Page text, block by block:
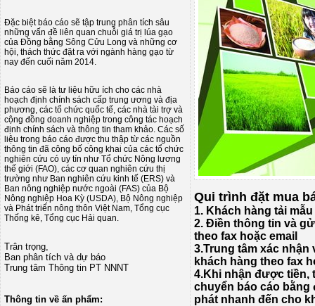
Đặc biệt báo cáo sẽ tập trung phân tích sâu
những vấn đề liên quan chuỗi giá trị lúa gạo
của Đồng bằng Sông Cửu Long và những cơ
hội, thách thức đặt ra với ngành hàng gạo từ
nay đến cuối năm 2014.
Báo cáo sẽ là tư liệu hữu ích cho các nhà
hoạch định chính sách cấp trung ương và địa
phương, các tổ chức quốc tế, các nhà tài trợ và
cộng đồng doanh nghiệp trong công tác hoạch
định chính sách và thông tin tham khảo. Các số
liệu trong báo cáo được thu thập từ các nguồn
thông tin đã công bố công khai của các tổ chức
nghiên cứu có uy tín như Tổ chức Nông lương
thế giới (FAO), các cơ quan nghiên cứu thị
trường như Ban nghiên cứu kinh tế (ERS) và
Ban nông nghiệp nước ngoài (FAS) của Bộ
Nông nghiệp Hoa Kỳ (USDA), Bộ Nông nghiệp
và Phát triển nông thôn Việt Nam, Tổng cục
Thống kê, Tổng cục Hải quan.
Trân trọng,
Ban phân tích và dự báo
Trung tâm Thông tin PT NNNT
Thông tin về ấn phẩm:
Qui trình đặt mua
1. Khách hàng tải
2. Điền thông tin và
theo fax hoặc email
3.Trung tâm xác nhận
khách hàng theo fax
4.Khi nhận được tiền,
chuyển báo cáo
phát nhanh đến cho